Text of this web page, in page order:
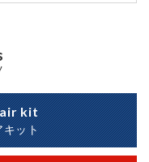
kit
キット